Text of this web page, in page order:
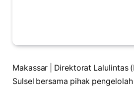
Makassar | Direktorat Lalulintas
Sulsel bersama pihak